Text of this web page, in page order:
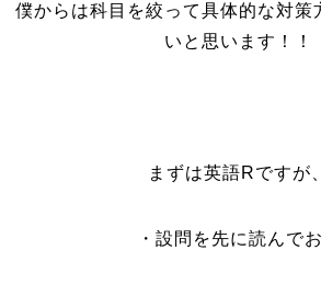
僕からは科目を絞って具体的な対策
いと思います！！
まずは英語Rですが、
・設問を先に読んでお